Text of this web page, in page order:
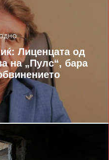
Лиценцата од
на „Пулс“, бара